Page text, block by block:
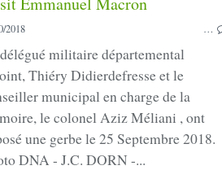
2018 …
militaire départemental
Thiéry Didierdefresse et le
municipal en charge de la
le colonel Aziz Méliani , ont
une gerbe le 25 Septembre 2018.
DNA - J.C. DORN -...